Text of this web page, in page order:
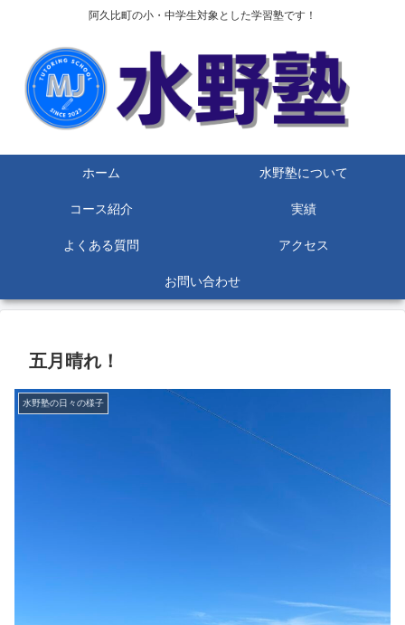
阿久比町の小・中学生対象とした学習塾です！
ホーム 水野塾について
コース紹介 実績
よくある質問 アクセス
お問い合わせ
五月晴れ！
水野塾の日々の様子